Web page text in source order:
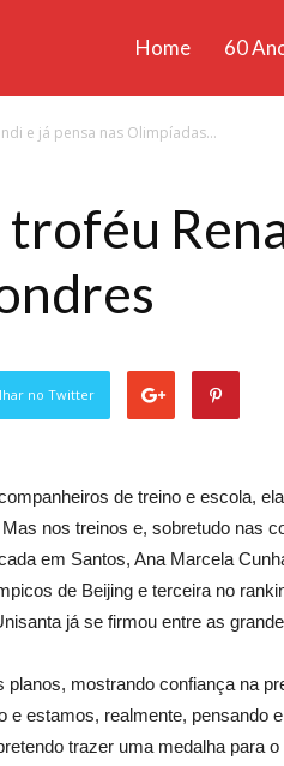
Home 60
e já pensa nas Olimpíadas...
no Twitter
de treino e escola,
nos treinos e, sobretudo nas
em Santos, Ana Marcela
de Beijing e terceira no
já se firmou entre as
planos, mostrando confiança na
estamos, realmente, pensando
trazer uma medalha para